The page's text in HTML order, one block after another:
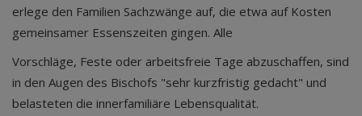
erlege den Familien Sachzwänge auf, die etwa auf Kosten
gemeinsamer Essenszeiten gingen. Alle
Vorschläge, Feste oder arbeitsfreie Tage abzuschaffen, sind
in den Augen des Bischofs "sehr kurzfristig gedacht" und
belasteten die innerfamiliäre Lebensqualität.